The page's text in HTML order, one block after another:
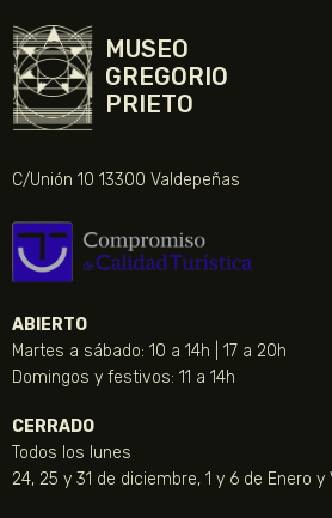
MUSEO
GREGORIO
PRIETO
C/Unión 10 13300 Valdepeñas
ABIERTO
Martes a sábado: 10 a 14h | 17 a 20h
Domingos y festivos: 11 a 14h
CERRADO
Todos los lunes
24, 25 y 31 de diciembre, 1 y 6 de Enero